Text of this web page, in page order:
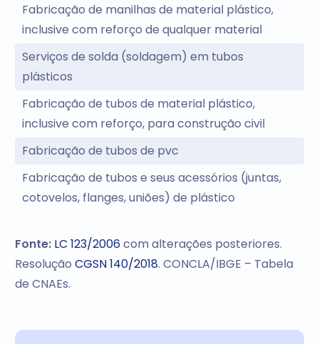
Fabricação de manilhas de material plástico,
inclusive com reforço de qualquer material
Serviços de solda (soldagem) em tubos
plásticos
Fabricação de tubos de material plástico,
inclusive com reforço, para construção civil
Fabricação de tubos de pvc
Fabricação de tubos e seus acessórios (juntas,
cotovelos, flanges, uniões) de plástico
Fonte: LC 123/2006com alterações posteriores.
ResoluçãoCGSN 140/2018. CONCLA/IBGE – Tabela
de CNAEs.